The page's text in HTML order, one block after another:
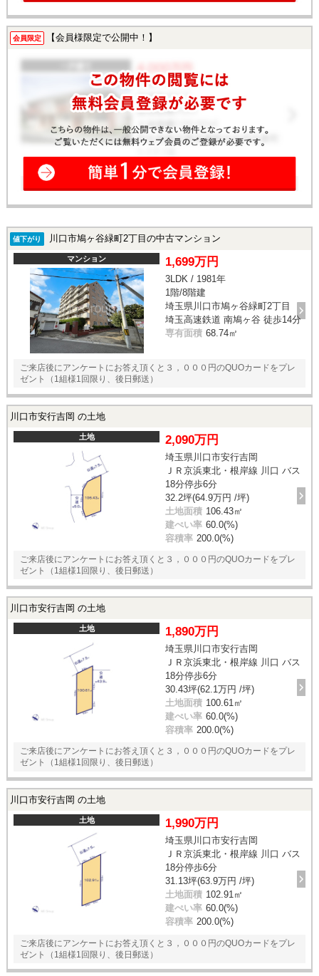
会員限定 【会員様限定で公開中！】
値下がり 川口市鳩ヶ谷緑町2丁目の中古マンション
マンション 1,699万円
3LDK / 1981年
1階/8階建
埼玉県川口市鳩ヶ谷緑町2丁目
埼玉高速鉄道 南鳩ヶ谷 徒歩14分
専有面積 68.74㎡
ご来店後にアンケートにお答え頂くと３，０００円のQUOカードをプレ
ゼント（1組様1回限り、後日郵送）
川口市安行吉岡 の土地
土地 2,090万円
埼玉県川口市安行吉岡
ＪＲ京浜東北・根岸線 川口 バス
18分停歩6分
32.2坪(64.9万円 /坪)
土地面積 106.43㎡
建ぺい率 60.0(%)
容積率 200.0(%)
ご来店後にアンケートにお答え頂くと３，０００円のQUOカードをプレ
ゼント（1組様1回限り、後日郵送）
川口市安行吉岡 の土地
土地 1,890万円
埼玉県川口市安行吉岡
ＪＲ京浜東北・根岸線 川口 バス
18分停歩6分
30.43坪(62.1万円 /坪)
土地面積 100.61㎡
建ぺい率 60.0(%)
容積率 200.0(%)
ご来店後にアンケートにお答え頂くと３，０００円のQUOカードをプレ
ゼント（1組様1回限り、後日郵送）
川口市安行吉岡 の土地
土地 1,990万円
埼玉県川口市安行吉岡
ＪＲ京浜東北・根岸線 川口 バス
18分停歩6分
31.13坪(63.9万円 /坪)
土地面積 102.91㎡
建ぺい率 60.0(%)
容積率 200.0(%)
ご来店後にアンケートにお答え頂くと３，０００円のQUOカードをプレ
ゼント（1組様1回限り、後日郵送）